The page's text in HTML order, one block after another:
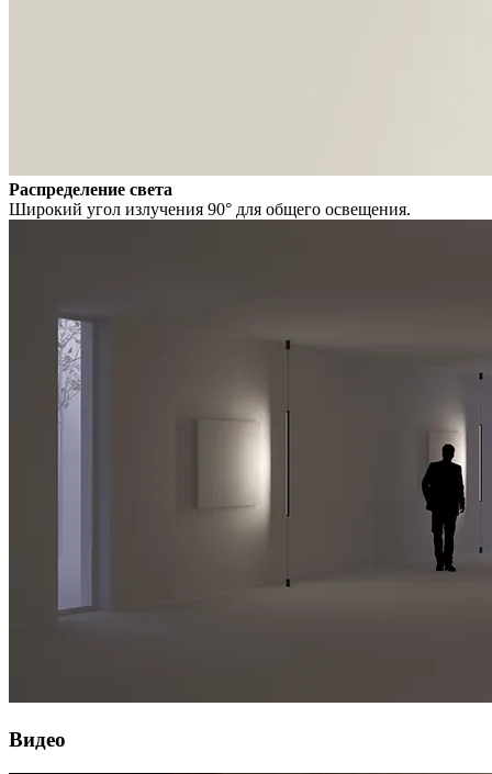
Распределение света
Широкий угол излучения 90° для общего освещения.
Видео